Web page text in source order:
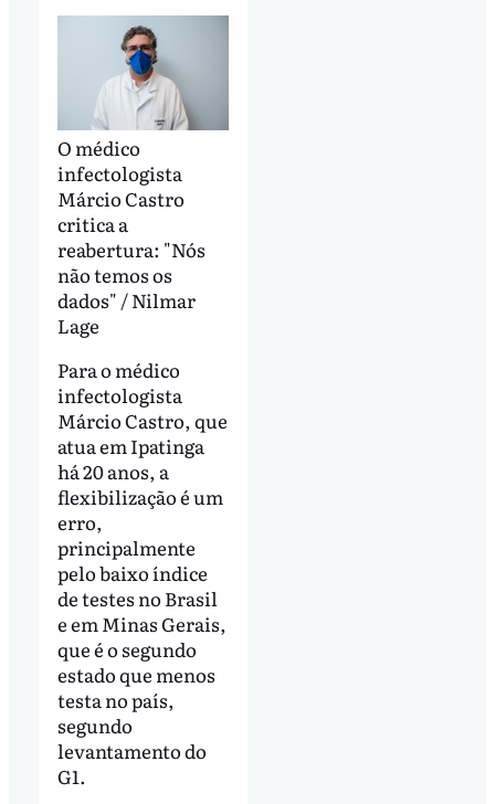
O médico
infectologista
Márcio Castro
critica a
reabertura: "Nós
não temos os
dados" / Nilmar
Lage
Para o médico
infectologista
Márcio Castro, que
atua em Ipatinga
há 20 anos, a
flexibilização é um
erro,
principalmente
pelo baixo índice
de testes no Brasil
e em Minas Gerais,
que é o segundo
estado que menos
testa no país,
segundo
levantamento do
G1.